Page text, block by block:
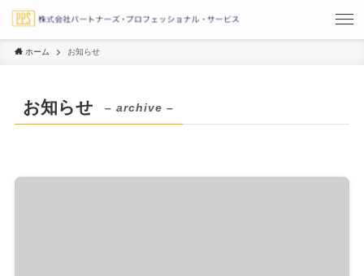
ホーム お知らせ
お知らせ – archive –